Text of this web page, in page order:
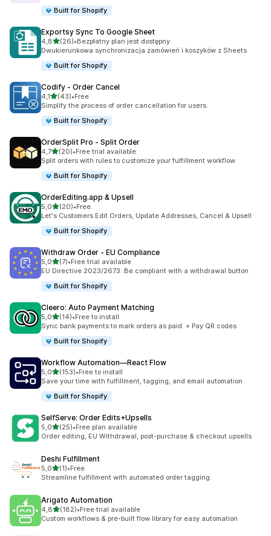
Built for Shopify
Exportsy Sync To Google Sheet
4,8na 5 gwiazdek
(26)
Łączna liczba recenzji: 26
•Bezpłatny plan jest dostępny
Dwukierunkowa synchronizacja zamówień i koszyków z Sheets
Built for Shopify
Codify ‑ Order Cancel
4,1na 5 gwiazdek
(43)
Łączna liczba recenzji: 43
•Free
Simplify the process of order cancellation for users.
Built for Shopify
OrderSplit Pro ‑ Split Order
4,7na 5 gwiazdek
(20)
Łączna liczba recenzji: 20
•Free trial available
Split orders with rules to customize your fulfillment workflow
Built for Shopify
OrderEditing.app & Upsell
5,0na 5 gwiazdek
(20)
Łączna liczba recenzji: 20
•Free
Let's Customers Edit Orders, Update Addresses, Cancel & Upsell
Built for Shopify
Withdraw Order ‑ EU Compliance
5,0na 5 gwiazdek
(7)
Łączna liczba recenzji: 7
•Free trial available
EU Directive 2023/2673: Be compliant with a withdrawal button
Built for Shopify
Cleero: Auto Payment Matching
5,0na 5 gwiazdek
(14)
Łączna liczba recenzji: 14
•Free to install
Sync bank payments to mark orders as paid. + Pay QR codes
Built for Shopify
Workflow Automation—React Flow
5,0na 5 gwiazdek
(153)
Łączna liczba recenzji: 153
•Free to install
Save your time with fulfillment, tagging, and email automation
Built for Shopify
SelfServe: Order Edits+Upsells
5,0na 5 gwiazdek
(25)
Łączna liczba recenzji: 25
•Free plan available
Order editing, EU Withdrawal, post-purchase & checkout upsells
Deshi Fulfillment
5,0na 5 gwiazdek
(1)
Łączna liczba recenzji: 1
•Free
Streamline fulfillment with automated order tagging.
Arigato Automation
4,8na 5 gwiazdek
(182)
Łączna liczba recenzji: 182
•Free trial available
Custom workflows & pre-built flow library for easy automation